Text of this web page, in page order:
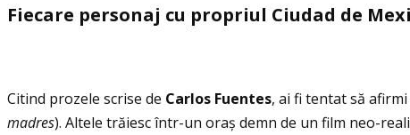
Fiecare personaj cu propriul Ciudad de
Citind prozele scrise de Carlos Fuentes, ai fi tentat să
madres). Altele trăiesc într-un oraș demn de un film neo-